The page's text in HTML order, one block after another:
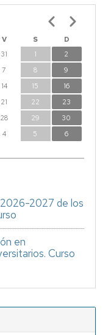
V S
D
31 1
2
7 8
9
14 15
16
21 22
23
28 29
30
4 5 6
Paginación
2027 de los
en
Curso